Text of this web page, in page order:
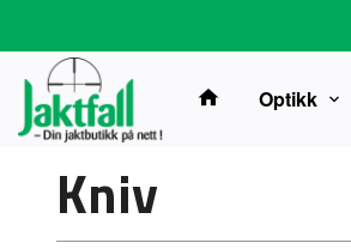
innholdet
Optikk
Kniv